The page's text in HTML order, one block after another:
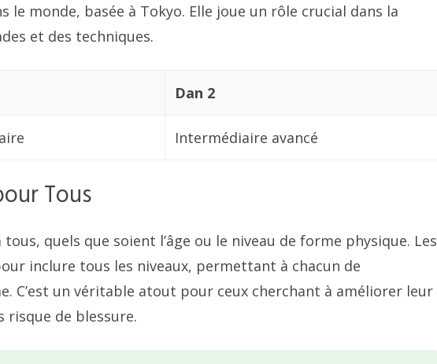
le monde, basée à Tokyo. Elle joue un rôle crucial dans la
et des techniques.
Dan 2
Intermédiaire avancé
Tous
tous, quels que soient l’âge ou le niveau de forme physique. Les
inclure tous les niveaux, permettant à chacun de
C’est un véritable atout pour ceux cherchant à améliorer leur
risque de blessure.